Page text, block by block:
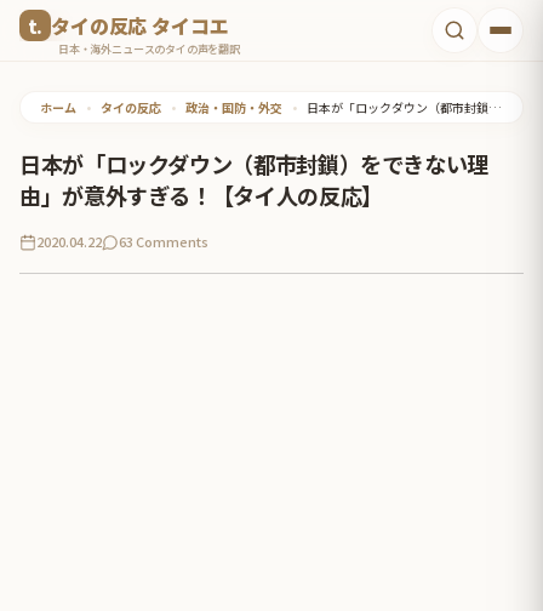
タイの反応 タイコエ
日本・海外ニュースのタイの声を翻訳
ホーム • タイの反応 • 政治・国防・外交 • 日本が「ロックダウン（都市封鎖）をできない理由」が意外すぎる！【タイ人の反応】
日本が「ロックダウン（都市封鎖）をできない理
由」が意外すぎる！【タイ人の反応】
2020.04.22 63 Comments